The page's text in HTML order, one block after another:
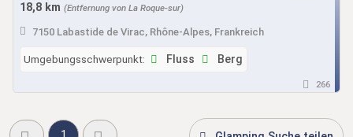
18,8 km (Entfernung von La Roque-sur)
7150 Labastide de Virac, Rhône-Alpes, Frankreich
Umgebungsschwerpunkt: Fluss Berg
266